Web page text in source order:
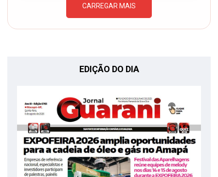
CARREGAR MAIS
EDIÇÃO DO DIA